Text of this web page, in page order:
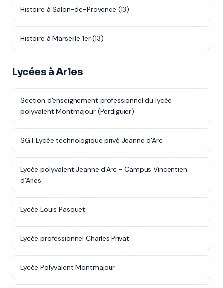
Histoire à Salon-de-Provence (13)
Histoire à Marseille 1er (13)
Lycées à Arles
Section d'enseignement professionnel du lycée
polyvalent Montmajour (Perdiguier)
SGT Lycée technologique privé Jeanne d'Arc
Lycée polyvalent Jeanne d'Arc - Campus Vincentien
d'Arles
Lycée Louis Pasquet
Lycée professionnel Charles Privat
Lycée Polyvalent Montmajour